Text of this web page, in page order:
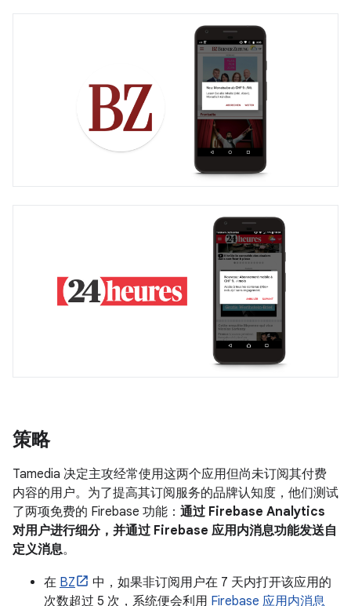
策略
Tamedia 决定主攻经常使用这两个应用但尚未订阅其付费
内容的用户。为了提高其订阅服务的品牌认知度，他们测试
了两项免费的 Firebase 功能： 通过 Firebase Analytics
对用户进行细分，并通过 Firebase 应用内消息功能发送自
定义消息。
在 BZ
中，如果非订阅用户在 7 天内打开该应用的
次数超过 5 次，系统便会利用 Firebase 应用内消息